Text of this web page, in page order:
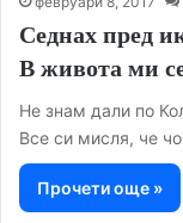
Седнах пред
В живота ми
Не знам дали по
Все си мисля, че
Прочети още »